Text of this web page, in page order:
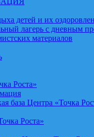
детей и их
лагерь с дневным
материалов
Роста»
база Центра «Точка
Роста»